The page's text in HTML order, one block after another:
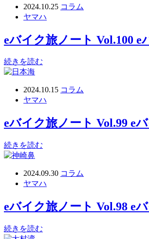
2024.10.25 コラム
ヤマハ
eバイク旅ノート Vol.100 e
続きを読む
2024.10.15 コラム
ヤマハ
eバイク旅ノート Vol.99 e
続きを読む
2024.09.30 コラム
ヤマハ
eバイク旅ノート Vol.98 e
続きを読む